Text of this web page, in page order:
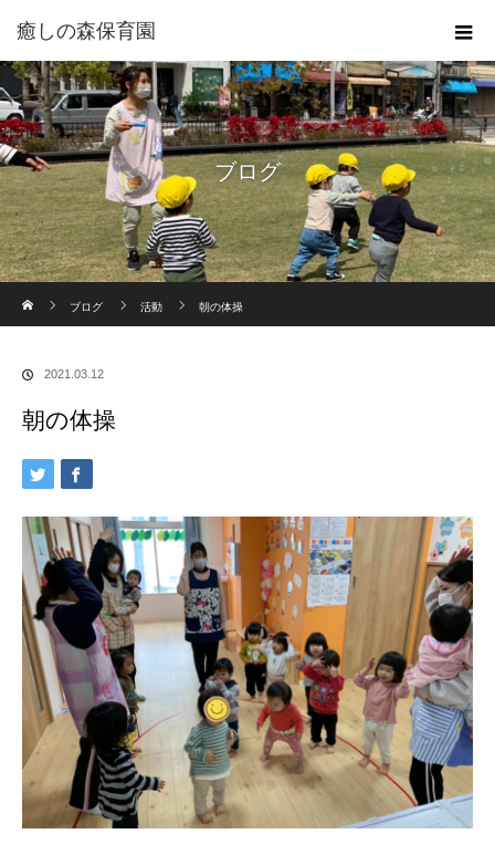
癒しの森保育園
ブログ
ブログ
活動 朝の体操
2021.03.12
朝の体操